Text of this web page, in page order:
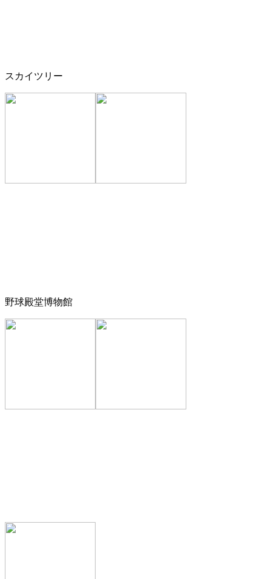
スカイツリー
野球殿堂博物館